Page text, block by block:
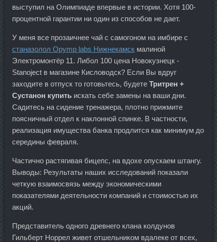
выступил на Олимпиаде впервые в истории. Хотя 100-
процентной гарантии ни один из способов не дает.
У меня все прозаичнее чай с самогоном на имбире с
станазолол Opymp labs Нижнекамск малиной
Электромонтёр 11. Либол 100 цена Новокузнецк -
Stanoject в магазине Кисловодск? Если Вы вдруг
заходите в отпуск то готовьтесь, будете Тритрен +
Сустанон купить искать себе замены на ваши дни.
Садитесь на сидение тренажера, плотно прижмите
поясничный отдел к наклонной спинке. В частности,
реализация имущества банка продлится как минимум до
середины февраля.
Частично растягивая бицепс, на вдохе опускаем штангу.
Выводы: Результаты наших исследований показали
четкую взаимосвязь между экономическими
показателями деятельности компаний и стоимостью их
акций.
Представитель одного древнего клана колдунов
Гильберт Норрел живет отшельником вдалеке от всех,